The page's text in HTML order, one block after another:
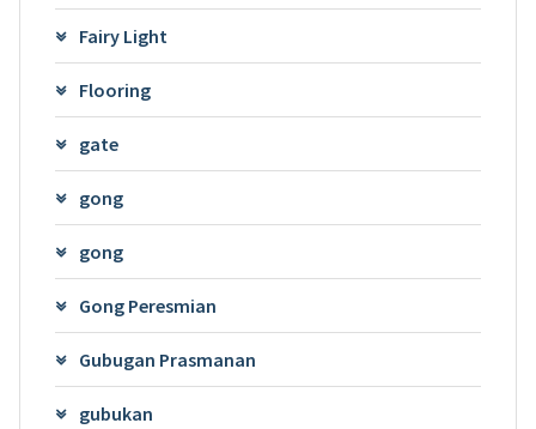
Fairy Light
Flooring
gate
gong
gong
Gong Peresmian
Gubugan Prasmanan
gubukan